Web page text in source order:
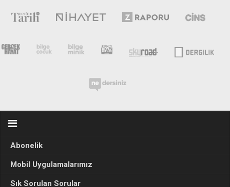
Abonelik
Mobil Uygulamalarımız
Sık Sorulan Sorular